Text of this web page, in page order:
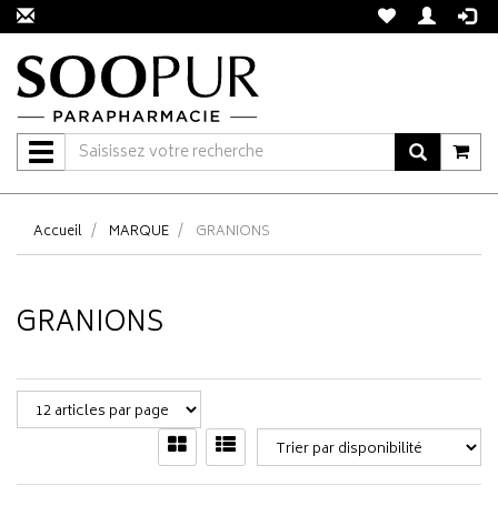
Navigation
Accueil MARQUE GRANIONS
GRANIONS